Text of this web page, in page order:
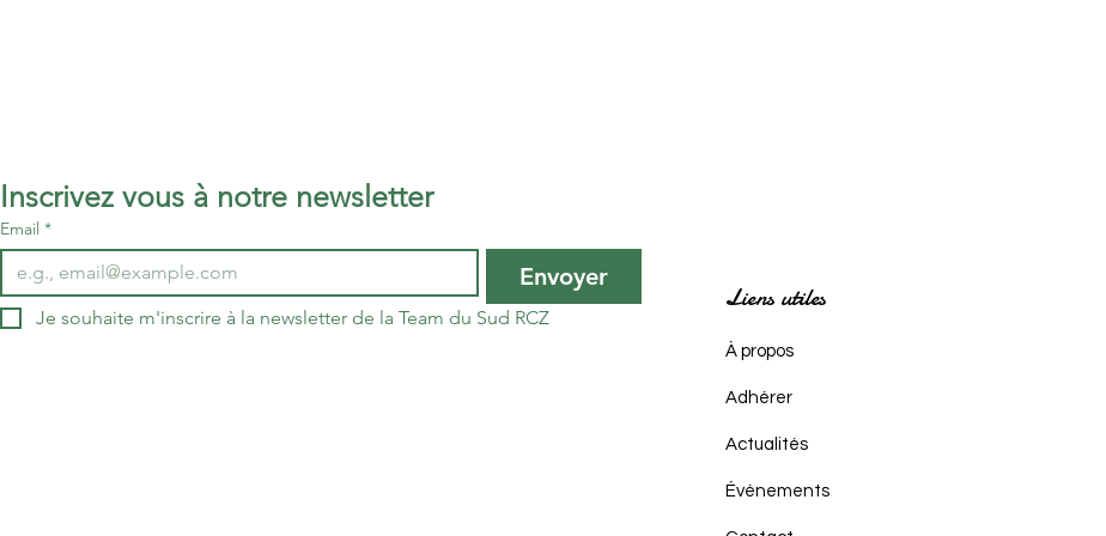
Liens utiles
À propos
Adhérer
Actualités
Événements
Inscrivez vous à notre newsletter
Email *
Envoyer
Je souhaite m'inscrire à la newsletter de la Team du Sud RCZ